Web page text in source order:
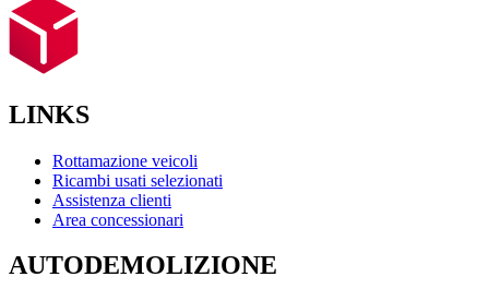
LINKS
Rottamazione veicoli
Ricambi usati selezionati
Assistenza clienti
Area concessionari
AUTODEMOLIZIONE